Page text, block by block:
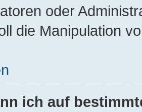
oder
die Manipulation
ich auf